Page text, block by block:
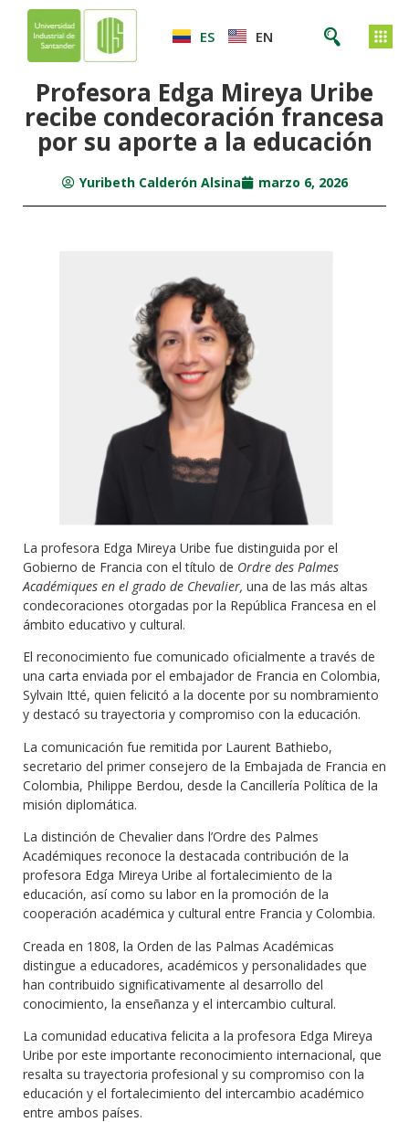
ES EN
Profesora Edga Mireya Uribe
recibe condecoración francesa
por su aporte a la educación
Yuribeth Calderón Alsina marzo 6, 2026
La profesora Edga Mireya Uribe fue distinguida por el
Gobierno de Francia con el título de Ordre des Palmes
Académiques en el grado de Chevalier, una de las más altas
condecoraciones otorgadas por la República Francesa en el
ámbito educativo y cultural.
El reconocimiento fue comunicado oficialmente a través de
una carta enviada por el embajador de Francia en Colombia,
Sylvain Itté, quien felicitó a la docente por su nombramiento
y destacó su trayectoria y compromiso con la educación.
La comunicación fue remitida por Laurent Bathiebo,
secretario del primer consejero de la Embajada de Francia en
Colombia, Philippe Berdou, desde la Cancillería Política de la
misión diplomática.
La distinción de Chevalier dans l’Ordre des Palmes
Académiques reconoce la destacada contribución de la
profesora Edga Mireya Uribe al fortalecimiento de la
educación, así como su labor en la promoción de la
cooperación académica y cultural entre Francia y Colombia.
Creada en 1808, la Orden de las Palmas Académicas
distingue a educadores, académicos y personalidades que
han contribuido significativamente al desarrollo del
conocimiento, la enseñanza y el intercambio cultural.
La comunidad educativa felicita a la profesora Edga Mireya
Uribe por este importante reconocimiento internacional, que
resalta su trayectoria profesional y su compromiso con la
educación y el fortalecimiento del intercambio académico
entre ambos países.